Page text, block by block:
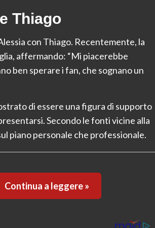
Thiago
con Thiago. Recentemente, la
affermando: “Mi piacerebbe
ben sperare i fan, che sognano un
di essere una figura di supporto
Secondo le fonti vicine alla
piano personale che professionale.
Continua a leggere »